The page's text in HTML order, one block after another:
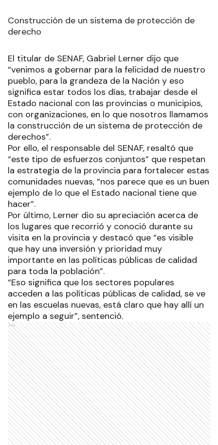
Construcción de un sistema de protección de
derecho
El titular de SENAF, Gabriel Lerner dijo que
“venimos a gobernar para la felicidad de nuestro
pueblo, para la grandeza de la Nación y eso
significa estar todos los días, trabajar desde el
Estado nacional con las provincias o municipios,
con organizaciones, en lo que nosotros llamamos
la construcción de un sistema de protección de
derechos”.
Por ello, el responsable del SENAF, resaltó que
“este tipo de esfuerzos conjuntos” que respetan
la estrategia de la provincia para fortalecer estas
comunidades nuevas, “nos parece que es un buen
ejemplo de lo que el Estado nacional tiene que
hacer”.
Por último, Lerner dio su apreciación acerca de
los lugares que recorrió y conoció durante su
visita en la provincia y destacó que “es visible
que hay una inversión y prioridad muy
importante en las políticas públicas de calidad
para toda la población”.
“Eso significa que los sectores populares
acceden a las políticas públicas de calidad, se ve
en las escuelas nuevas, está claro que hay allí un
ejemplo a seguir”, sentenció.
Ads